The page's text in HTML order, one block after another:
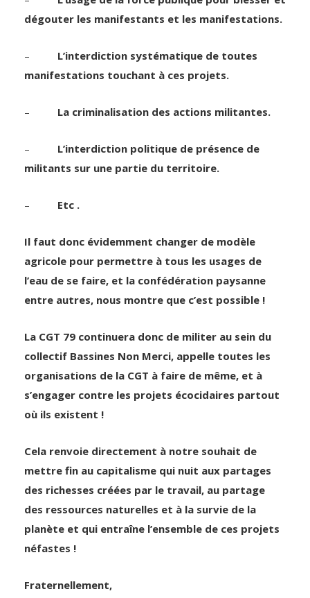
dégouter les manifestants et les manifestations.
– L’interdiction systématique de toutes
manifestations touchant à ces projets.
– La criminalisation des actions militantes.
– L’interdiction politique de présence de
militants sur une partie du territoire.
– Etc .
Il faut donc évidemment changer de modèle
agricole pour permettre à tous les usages de
l’eau de se faire, et la confédération paysanne
entre autres, nous montre que c’est possible !
La CGT 79 continuera donc de militer au sein du
collectif Bassines Non Merci, appelle toutes les
organisations de la CGT à faire de même, et à
s’engager contre les projets écocidaires partout
où ils existent !
Cela renvoie directement à notre souhait de
mettre fin au capitalisme qui nuit aux partages
des richesses créées par le travail, au partage
des ressources naturelles et à la survie de la
planète et qui entraîne l’ensemble de ces projets
néfastes !
Fraternellement,